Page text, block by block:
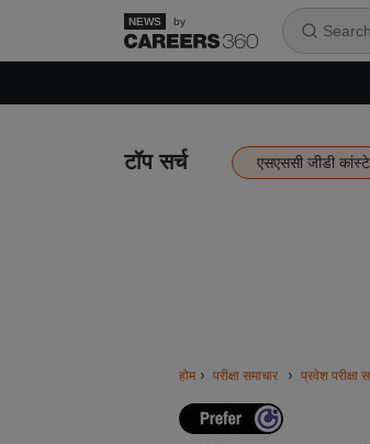
by
टॉप सर्च एसएससी जीडी
होम परीक्षा समाचार प्रवेश परीक्षा